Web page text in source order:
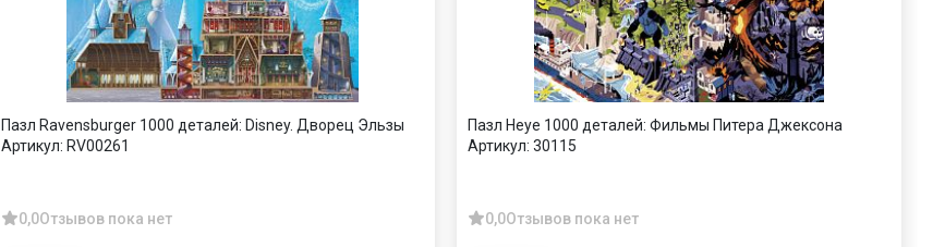
Пазл Ravensburger 1000 деталей: Disney. Дворец Эльзы
Артикул: RV00261
0,0Отзывов пока нет
Пазл Heye 1000 деталей: Фильмы Питера Джексона
Артикул: 30115
0,0Отзывов пока нет